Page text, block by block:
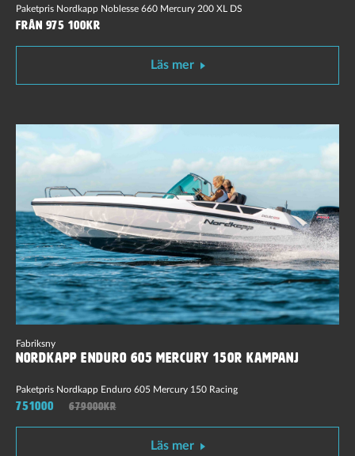
Paketpris Nordkapp Noblesse 660 Mercury 200 XL DS
Från 975 100kr
Läs mer
Fabriksny
Nordkapp Enduro 605 Mercury 150R Kampanj
Paketpris Nordkapp Enduro 605 Mercury 150 Racing
751000 679000kr
Läs mer